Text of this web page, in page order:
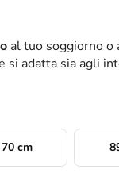
al tuo soggiorno o
si adatta sia agli
cm